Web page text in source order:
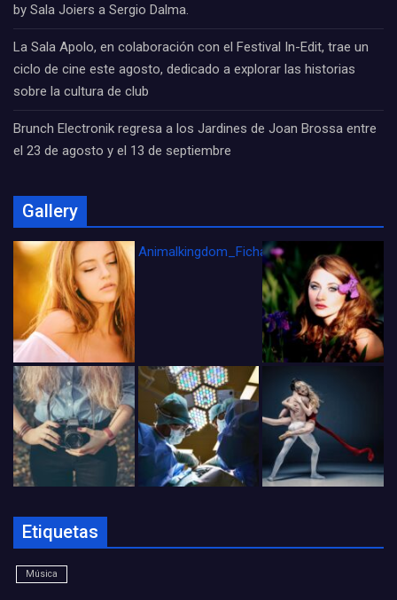
by Sala Joiers a Sergio Dalma.
La Sala Apolo, en colaboración con el Festival In-Edit, trae un
ciclo de cine este agosto, dedicado a explorar las historias
sobre la cultura de club
Brunch Electronik regresa a los Jardines de Joan Brossa entre
el 23 de agosto y el 13 de septiembre
Gallery
Animalkingdom_FichaCine
Etiquetas
Música